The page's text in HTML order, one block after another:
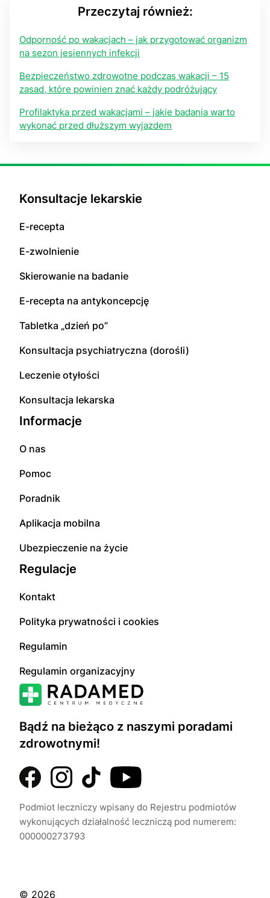
Przeczytaj również:
Odporność po wakacjach – jak przygotować organizm
na sezon jesiennych infekcji
Bezpieczeństwo zdrowotne podczas wakacji – 15
zasad, które powinien znać każdy podróżujący
Profilaktyka przed wakacjami – jakie badania warto
wykonać przed dłuższym wyjazdem
Bądź na bieżąco z naszymi poradami
zdrowotnymi!
Podmiot leczniczy wpisany do Rejestru podmiotów
wykonujących działalność leczniczą pod numerem:
000000273793
Konsultacje lekarskie
E-recepta
E-zwolnienie
Skierowanie na badanie
E-recepta na antykoncepcję
Tabletka „dzień po”
Konsultacja psychiatryczna (dorośli)
Leczenie otyłości
Konsultacja lekarska
Informacje
O nas
Pomoc
Poradnik
Aplikacja mobilna
Ubezpieczenie na życie
Regulacje
Kontakt
Polityka prywatności i cookies
Regulamin
Regulamin organizacyjny
© 2026